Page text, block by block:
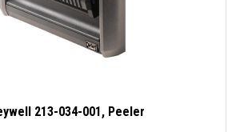
213-034-001, Peeler